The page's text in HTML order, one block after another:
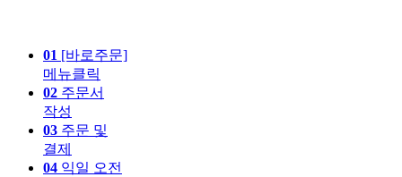
01 [바로주문]
메뉴클릭
02 주문서
작성
03 주문 및
결제
04 익일 오전